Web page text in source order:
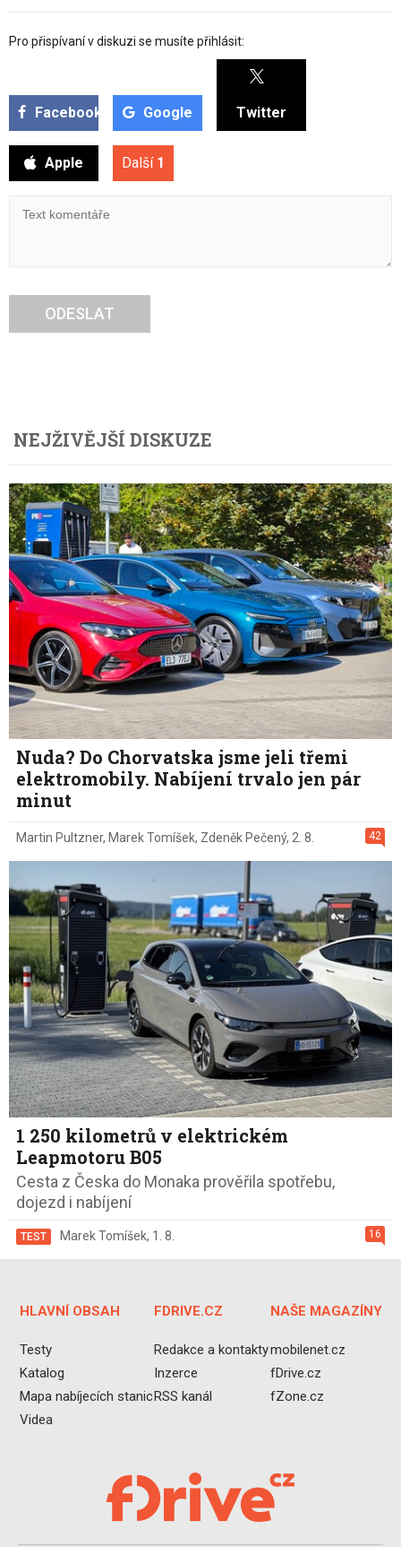
Pro přispívaní v diskuzi se musíte přihlásit:
Facebook Google Twitter
Apple Další 1
ODESLAT
NEJŽIVĚJŠÍ DISKUZE
Nuda? Do Chorvatska jsme jeli třemi
elektromobily. Nabíjení trvalo jen pár
minut
42
Martin Pultzner, Marek Tomíšek, Zdeněk Pečený, 2. 8.
1 250 kilometrů v elektrickém
Leapmotoru B05
Cesta z Česka do Monaka prověřila spotřebu,
dojezd i nabíjení
16
TEST Marek Tomíšek, 1. 8.
HLAVNÍ OBSAH
Testy
Katalog
Mapa nabíjecích stanic
Videa
FDRIVE.CZ
Redakce a kontakty
Inzerce
RSS kanál
NAŠE MAGAZÍNY
mobilenet.cz
fDrive.cz
fZone.cz